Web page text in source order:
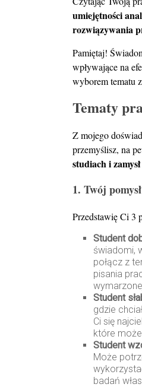
umiejętności
rozwiązywania
Pamiętaj!
wpływające na
wyborem tematu
Tematy
Z mojego
przemyślisz, na
studiach i
1. Twój
Przedstawię Ci 3
Student
świadomi,
połącz z
pisania
Student
gdzie
Ci się
które
Student
Może
badań